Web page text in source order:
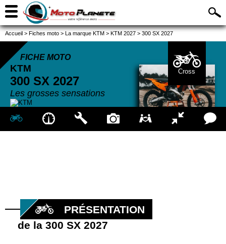
Accueil > Fiches moto > La marque KTM > KTM 2027 > 300 SX 2027
FICHE MOTO
KTM
300 SX 2027
Les grosses sensations
Cross
PRÉSENTATION
de la 300 SX 2027